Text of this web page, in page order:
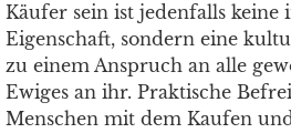
Käufer sein ist jedenfalls keine
Eigenschaft, sondern eine
zu einem Anspruch an alle
Ewiges an ihr. Praktische
Menschen mit dem Kaufen